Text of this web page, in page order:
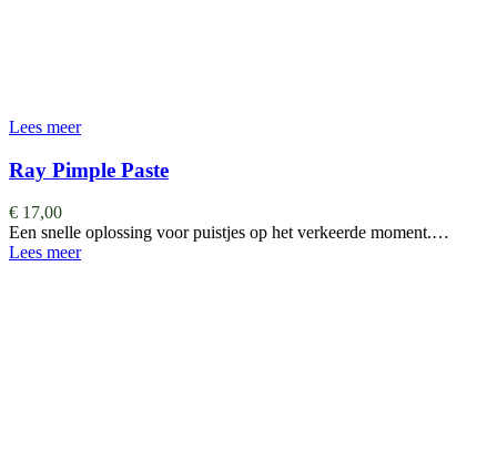
Lees meer
Ray Pimple Paste
€ 17,00
Een snelle oplossing voor puistjes op het verkeerde moment.…
Lees meer